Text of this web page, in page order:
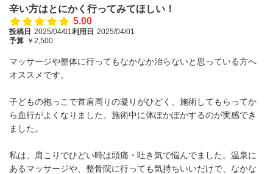
辛い方はとにかく行ってみてほしい！
5.00
投稿日 2025/04/01利用日 2025/04/01
予算 ￥2,500
マッサージや整体に行ってもなかなか治らないと思っている方へ
オススメです。
子どもの抱っこで首肩周りの凝りがひどく、施術してもらってか
ら血行がよくなりました。施術中に体ぽかぽかするのが実感でき
ました。
私は、肩こりでひどい時は頭痛・吐き気で悩んでました。温泉に
あるマッサージや、整骨院に行っても気持ちいいだけで、なかな